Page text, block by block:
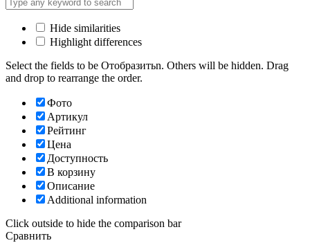
Hide similarities
Highlight differences
Select the fields to be Отобразитьn. Others will be hidden. Drag
and drop to rearrange the order.
Фото
Артикул
Рейтинг
Цена
Доступность
В корзину
Описание
Additional information
Click outside to hide the comparison bar
Сравнить